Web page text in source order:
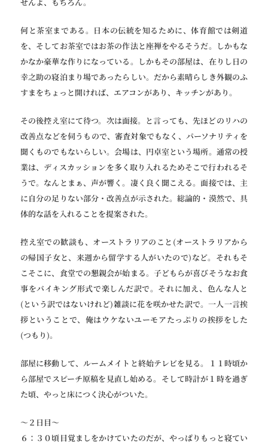
何と茶室まである。日本の伝統を知るために、体育館では剣道
を、そしてお茶室ではお茶の作法と座禅をやるそうだ。しかもな
かなか豪華な作りになっている。しかもその部屋は、在りし日の
幸之助の寝泊まり場であったらしい。だから素晴らしき外観のふ
すまをちょっと開ければ、エアコンがあり、キッチンがあり。
その後控え室にて待つ。次は面接。と言っても、先ほどのリハの
改善点などを伺うもので、審査対象でもなく、パーソナリティを
聞くものでもないらしい。会場は、円卓室という場所。通常の授
業は、ディスカッションを多く取り入れるためそこで行われるそ
うで。なんとまぁ、声が響く。凄く良く聞こえる。面接では、主
に自分の足りない部分・改善点が示された。総論的・漠然で、具
体的な話を入れることを提案された。
控え室での歓談も、オーストラリアのこと(オーストラリアから
の帰国子女と、来週から留学する人がいたので)など。それもそ
こそこに、食堂での懇親会が始まる。子どもらが喜びそうなお食
事をバイキング形式で楽しんだ訳で。それに加え、色んな人と
(という訳ではないけれど)雑談に花を咲かせた訳で。一人一言挨
拶ということで、俺はウケないユーモアたっぷりの挨拶をした
(つもり)。
部屋に移動して、ルームメイトと終始テレビを見る。１１時頃か
ら部屋でスピーチ原稿を見直し始める。そして時計が１時を過ぎ
た頃、やっと床につく決心がついた。
〜２日目〜
６：３０頃目覚ましをかけていたのだが、やっぱりもっと寝てい